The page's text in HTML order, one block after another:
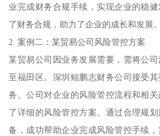
业完成财务合规手续，实现企业的稳
了财务合规，助力了企业的成长和发展。
2. 案例二：某贸易公司风险管控方案
某贸易公司因业务发展需要，需将公
至福田区。深圳鲲鹏志财务公司接受
务。公司对企业的风险管控流程和相
了详细的风险管控方案。通过合理规
备，成功帮助企业完成风险管控手续